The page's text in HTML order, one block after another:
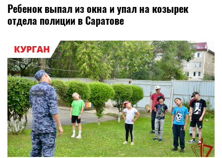
Ребенок выпал из окна и упал на козырек
отдела полиции в Саратове
КУРГАН